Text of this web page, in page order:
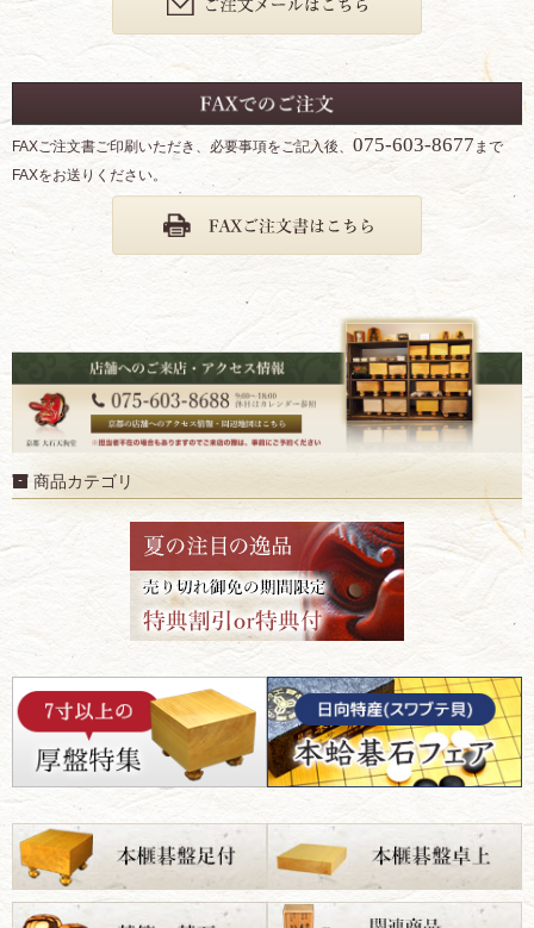
FAXご注文書ご印刷いただき、必要事項をご記入後、 075-603-8677 まで
FAXをお送りください。
商品カテゴリ